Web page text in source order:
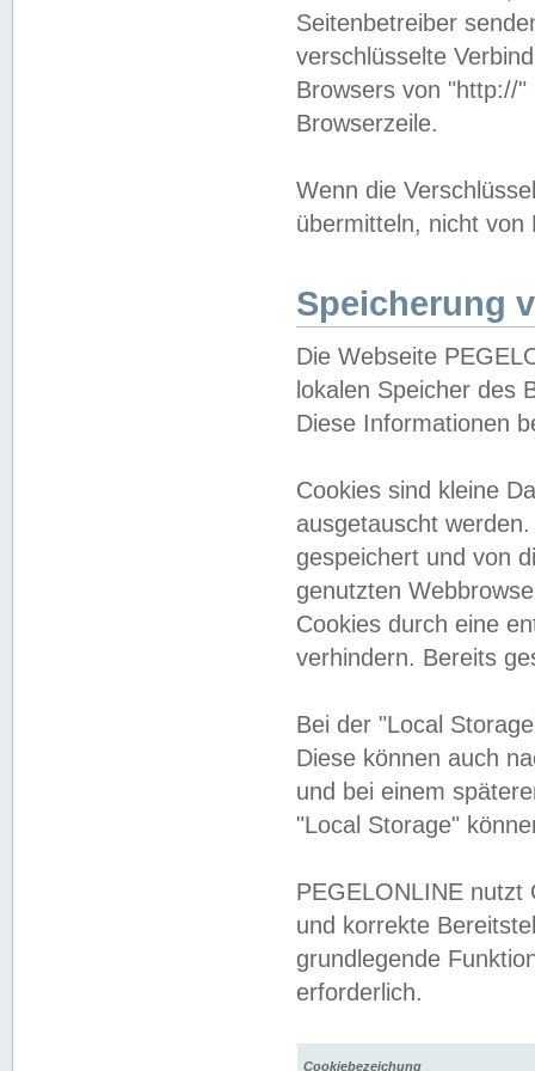
Seitenbetreiber
verschlüsselte
Browsers von "http://
Browserzeile.
Wenn die
übermitteln, nicht von
Speicherung
Die Webseite
lokalen Speicher des
Diese Informationen
Cookies sind kleine
ausgetauscht
gespeichert und von
genutzten
Cookies durch eine
verhindern. Bereits
Bei der "Local
Diese können auch
und bei einem
"Local Storage"
PEGELONLINE nutzt
und korrekte
grundlegende
erforderlich.
Cookiebezeichung